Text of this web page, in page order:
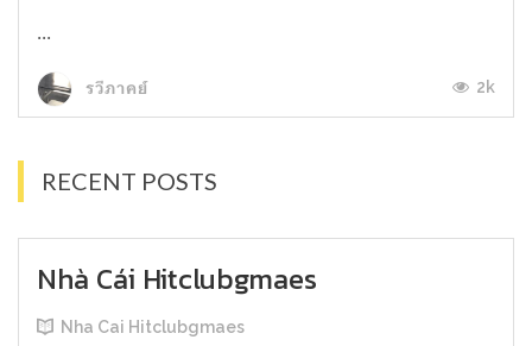
...
รวีภาคย์ 2k
RECENT POSTS
Nhà Cái Hitclubgmaes
Nha Cai Hitclubgmaes